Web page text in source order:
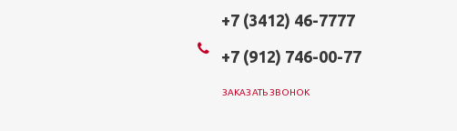
+7 (3412) 46-7777
+7 (912) 746-00-77
ЗАКАЗАТЬ ЗВОНОК